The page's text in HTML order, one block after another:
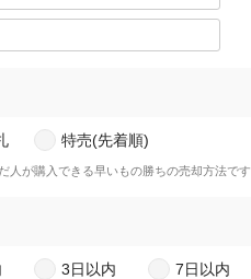
特売(先着順)
人が購入できる早いもの勝ちの売却方法です
3日以内 7日以内